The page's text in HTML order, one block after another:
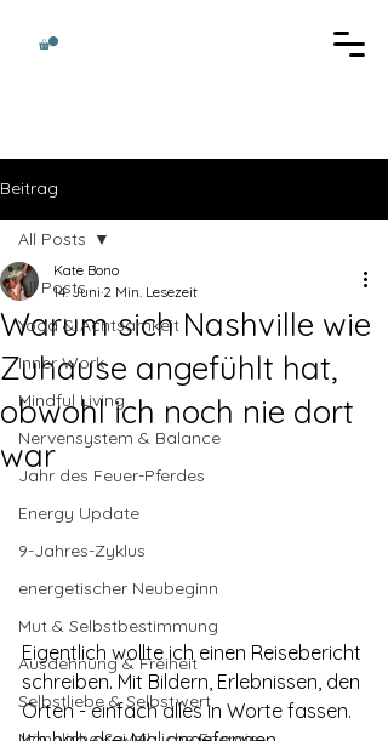
Beitrag
All Posts
Yoga & Achtsamkeit
Inner Work
Mindful Living
Nervensystem & Balance
Jahr des Feuer-Pferdes
Energy Update
9-Jahres-Zyklus
energetischer Neubeginn
Mut & Selbstbestimmung
Ausdehnung & Freiheit
Selbstliebe & Selbstwert
All Posts
Warum sich Nashville wie
Zuhause angefühlt hat,
obwohl ich noch nie dort
war
Kate Bono
14. Juni 2 Min. Lesezeit
Eigentlich wollte ich einen Reisebericht
schreiben. Mit Bildern, Erlebnissen, den
Orten - einfach alles in Worte fassen.